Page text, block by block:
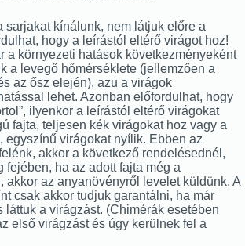
sarjakat kínálunk, nem látjuk előre a
hogy a leírástól eltérő virágot hoz!
a környezeti hatások következményeként
a levegő hőmérséklete (jellemzően a
az ősz elején), azu a virágok
lehet. Azonban előfordulhat, hogy
ilyenkor a leírástól eltérő virágokat
fajta, teljesen kék virágokat hoz vagy a
egyszínű virágokat nyílik. Ebben az
akkor a következő rendelésednél,
fejében, ha az adott fajta még a
akkor az anyanövényről levelet küldünk. A
csak akkor tudjuk garantálni, ha már
láttuk a virágzást. (Chimérák esetében
első virágzást és úgy kerülnek fel a